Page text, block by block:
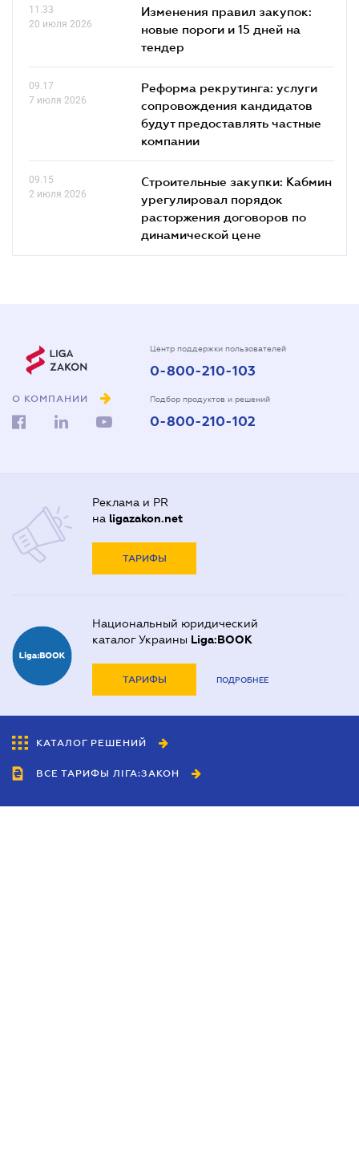
11.33
20 июля 2026
Изменения правил закупок:
новые пороги и 15 дней на
тендер
09.17
7 июля 2026
Реформа рекрутинга: услуги
сопровождения кандидатов
будут предоставлять частные
компании
09.15
2 июля 2026
Строительные закупки: Кабмин
урегулировал порядок
расторжения договоров по
динамической цене
О КОМПАНИИ
Центр поддержки пользователей
0-800-210-103
Подбор продуктов и решений
0-800-210-102
Реклама и PR
на ligazakon.net
ТАРИФЫ
Национальный юридический
каталог Украины Liga:BOOK
ТАРИФЫ ПОДРОБНЕЕ
КАТАЛОГ РЕШЕНИЙ
ВСЕ ТАРИФЫ ЛІГА:ЗАКОН